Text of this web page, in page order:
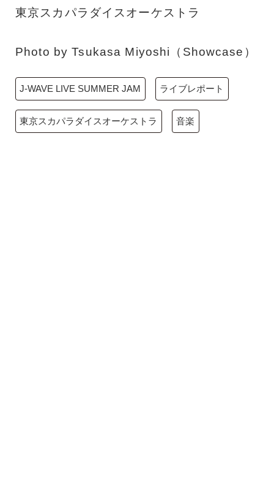
東京スカパラダイスオーケストラ
Photo by Tsukasa Miyoshi（Showcase）
J-WAVE LIVE SUMMER JAM ライブレポート
東京スカパラダイスオーケストラ 音楽